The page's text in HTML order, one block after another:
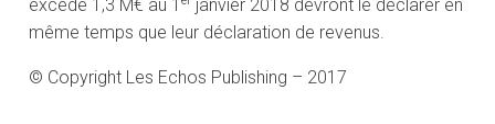
excède 1,3 M€ au 1
janvier 2018 devront le déclarer en
même temps que leur déclaration de revenus.
© Copyright Les Echos Publishing – 2017